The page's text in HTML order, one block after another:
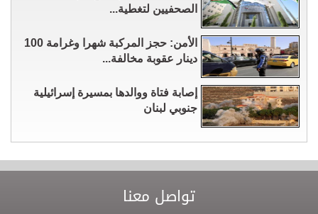
الصحفيين لتغطية...
الأمن: حجز المركبة شهرا وغرامة 100
دينار عقوبة مخالفة...
إصابة فتاة ووالدها بمسيرة إسرائيلية
جنوبي لبنان
تواصل معنا